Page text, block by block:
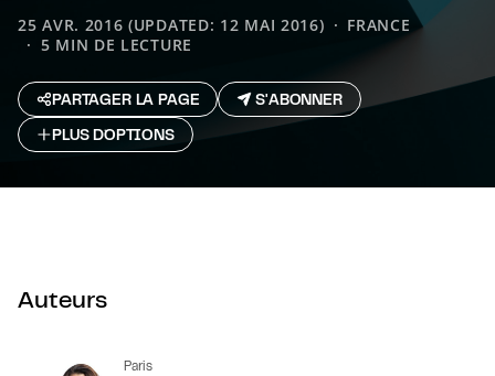
25 AVR. 2016 (UPDATED: 12 MAI 2016)
FRANCE
5 MIN DE LECTURE
PARTAGER LA PAGE
S'ABONNER
PLUS D`OPTIONS
Auteurs
Paris